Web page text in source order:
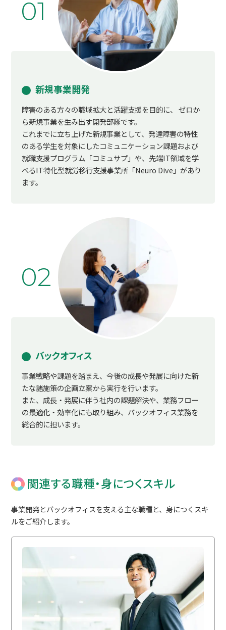
01
新規事業開発
障害のある方々の職域拡大と活躍支援を目的に、 ゼロか
ら新規事業を生み出す開発部隊です。
これまでに立ち上げた新規事業として、発達障害の特性
のある学生を対象にしたコミュニケーション課題および
就職支援プログラム「コミュサプ」や、先端IT領域を学
べるIT特化型就労移行支援事業所「Neuro Dive」があり
ます。
02
バックオフィス
事業戦略や課題を踏まえ、今後の成長や発展に向けた新
たな諸施策の企画立案から実行を行います。
また、成長・発展に伴う社内の課題解決や、業務フロー
の最適化・効率化にも取り組み、バックオフィス業務を
総合的に担います。
関連する職種・身につくスキル
事業開発とバックオフィスを支える主な職種と、身につくスキ
ルをご紹介します。